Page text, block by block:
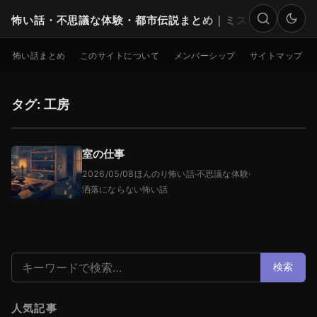
怖い話・不思議な体験・都市伝説まとめ｜ミステリー
検索
怖い話まとめ このサイトについて メンバーシップ サイトマップ
タグ: 工房
室の仕事
2026/05/08ほんのり怖い話·不思議な体験·
洒落にならない怖い話
検索: 検索
人気記事